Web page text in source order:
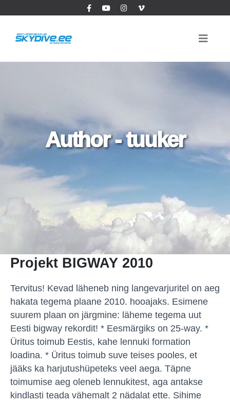
Author - tuuker
Projekt BIGWAY 2010
Tervitus! Kevad läheneb ning langevarjuritel on aeg
hakata tegema plaane 2010. hooajaks. Esimene
suurem plaan on järgmine: läheme tegema uut
Eesti bigway rekordit! * Eesmärgiks on 25-way. *
Üritus toimub Eestis, kahe lennuki formation
loadina. * Üritus toimub suve teises pooles, et
jääks ka harjutushüpeteks veel aega. Täpne
toimumise aeg oleneb lennukitest, aga antakse
kindlasti teada vähemalt 2 nädalat ette. Sihime